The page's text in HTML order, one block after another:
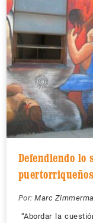
Defendiendo
Por: Marc
“Abordar la